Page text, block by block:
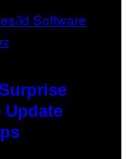
Update